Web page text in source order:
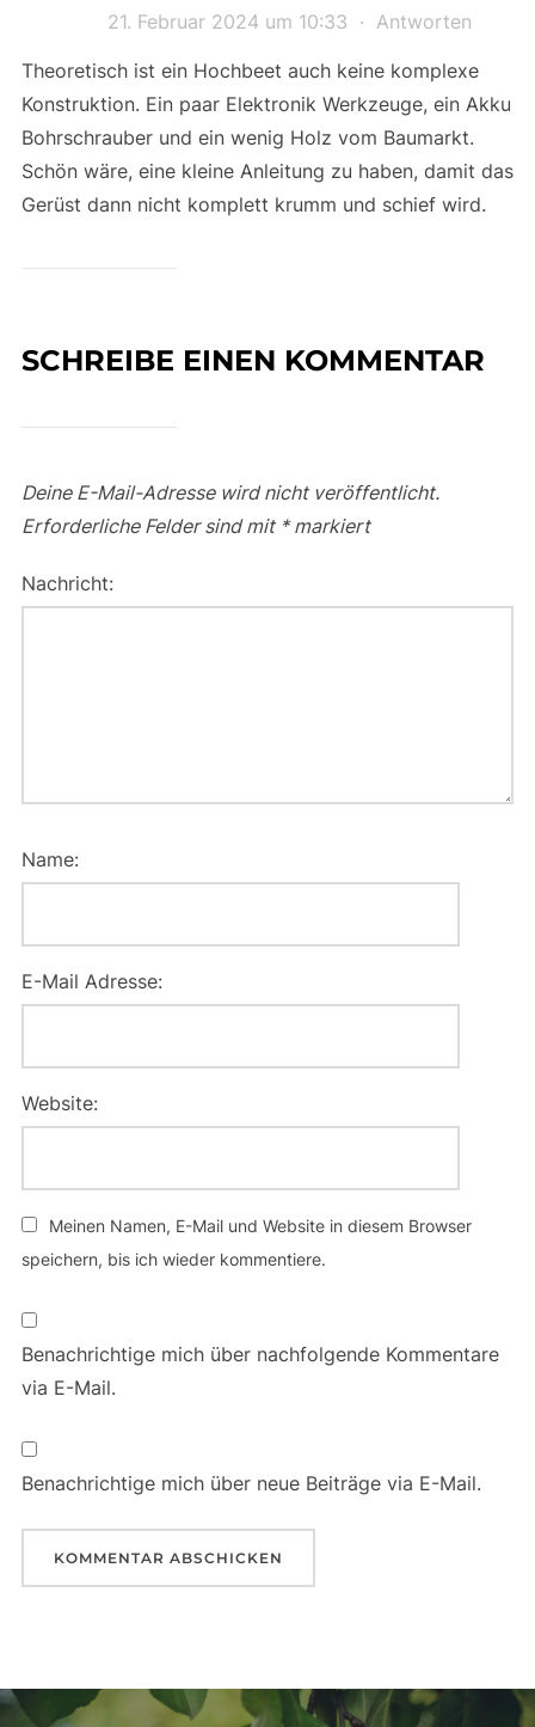
21. Februar 2024 um 10:33 · Antworten
Theoretisch ist ein Hochbeet auch keine komplexe
Konstruktion. Ein paar Elektronik Werkzeuge, ein Akku
Bohrschrauber und ein wenig Holz vom Baumarkt.
Schön wäre, eine kleine Anleitung zu haben, damit das
Gerüst dann nicht komplett krumm und schief wird.
SCHREIBE EINEN KOMMENTAR
Deine E-Mail-Adresse wird nicht veröffentlicht.
Erforderliche Felder sind mit *markiert
Nachricht:
Name:
E-Mail Adresse:
Website:
Meinen Namen, E-Mail und Website in diesem Browser
speichern, bis ich wieder kommentiere.
Benachrichtige mich über nachfolgende Kommentare
via E-Mail.
Benachrichtige mich über neue Beiträge via E-Mail.